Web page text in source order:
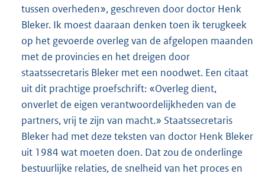
tussen overheden», geschreven door doctor Henk
Bleker. Ik moest daaraan denken toen ik terugkeek
op het gevoerde overleg van de afgelopen maanden
met de provincies en het dreigen door
staatssecretaris Bleker met een noodwet. Een citaat
uit dit prachtige proefschrift: «Overleg dient,
onverlet de eigen verantwoordelijkheden van de
partners, vrij te zijn van macht.» Staatssecretaris
Bleker had met deze teksten van doctor Henk Bleker
uit 1984 wat moeten doen. Dat zou de onderlinge
bestuurlijke relaties, de snelheid van het proces en